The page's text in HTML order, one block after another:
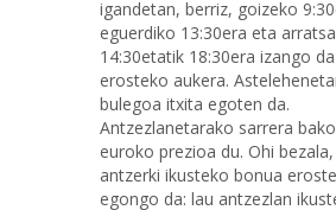
igandetan, berriz, goizeko
eguerdiko 13:30era eta
14:30etatik 18:30era izango
erosteko aukera.
bulegoa itxita egoten da.
Antzezlanetarako sarrera
euroko prezioa du. Ohi
antzerki ikusteko bonua
egongo da: lau antzezlan